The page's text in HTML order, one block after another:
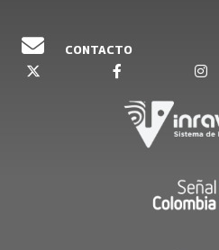
CONTACTO